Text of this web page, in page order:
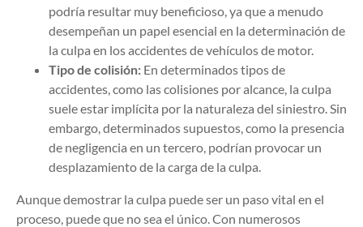
podría resultar muy beneficioso, ya que a menudo
desempeñan un papel esencial en la determinación de
la culpa en los accidentes de vehículos de motor.
Tipo de colisión: En determinados tipos de
accidentes, como las colisiones por alcance, la culpa
suele estar implícita por la naturaleza del siniestro. Sin
embargo, determinados supuestos, como la presencia
de negligencia en un tercero, podrían provocar un
desplazamiento de la carga de la culpa.
Aunque demostrar la culpa puede ser un paso vital en el
proceso, puede que no sea el único. Con numerosos